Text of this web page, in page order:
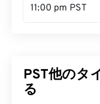
11:00 pm PST
PST他のタ
る